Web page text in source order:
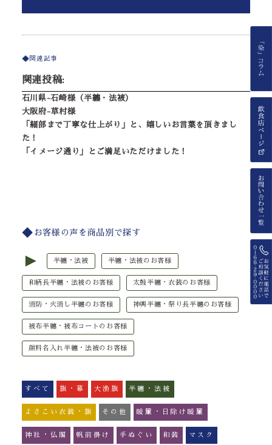
関連記事
関連投稿:
石川県-石崎様（半纏・法被）
大阪府-草村様
「細部まで丁寧な仕上がり」と、嬉しいお言葉を頂きまし
た！
「イメージ通り」とご満足いただけました！
お客様の声を商品別で探す
► 半纏・法被 半纏・法被のお客様
和柄長半纏・法被のお客様 太鼓半纏・衣装のお客様
消防・火消し半纏のお客様 神輿半纏・祭り長半纏のお客様
被布半纏・被布コートのお客様
顔料名入れ半纏・法被のお客様
すべて 旗・幕 大漁旗 半纏・法被
よさこい衣装・旗 その他 暖簾・日除け暖簾
神社・仏閣 帆前掛け 手ぬぐい 和装 マスク